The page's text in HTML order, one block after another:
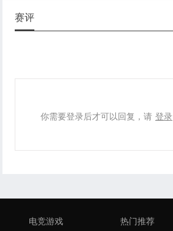
赛评
你需要登录后才可以回复，请 登录
电竞游戏 热门推荐